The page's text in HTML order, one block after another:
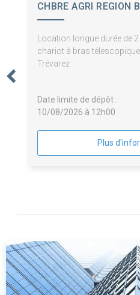
CHBRE AGRI REGION
Location longue durée de
chariot à bras
Trévarez
Date limite de dépôt :
10/08/2026 à 12h00
Plus